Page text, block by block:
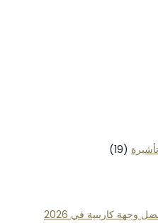
(19)
كاريبية في 2026